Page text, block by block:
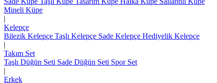
Mineli Küpe
|
Kelepçe
Bilezik Kelepçe Taşlı Kelepçe Sade Kelepçe Hediyelik Kelepçe
|
Takım Set
Taşlı Düğün Seti Sade Düğün Seti Spor Set
|
Erkek